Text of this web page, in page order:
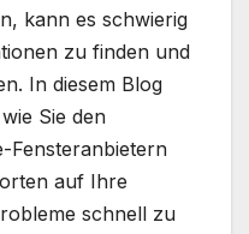
kann es schwierig
zu finden und
In diesem Blog
Sie den
Fensteranbietern
auf Ihre
schnell zu